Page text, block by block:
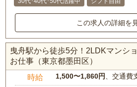
この求人の詳細を
曳舟駅から徒歩5分！2LDKマンシ
お仕事（東京都墨田区）
時給 1,500〜1,860円 、交通